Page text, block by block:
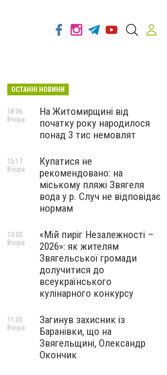
ОСТАННІ НОВИНИ
На Житомирщині від
початку року народилося
понад 3 тис немовлят
18:06
Вчора
Купатися не
рекомендовано: на
міському пляжі Звягеля
вода у р. Случ не відповідає
нормам
15:17
Вчора
«Мій пиріг Незалежності –
2026»: як жителям
Звягельської громади
долучитися до
всеукраїнського
кулінарного конкурсу
13:00
Вчора
Загинув захисник із
Баранівки, що на
Звягельщині, Олександр
Окончик
11:00
Вчора